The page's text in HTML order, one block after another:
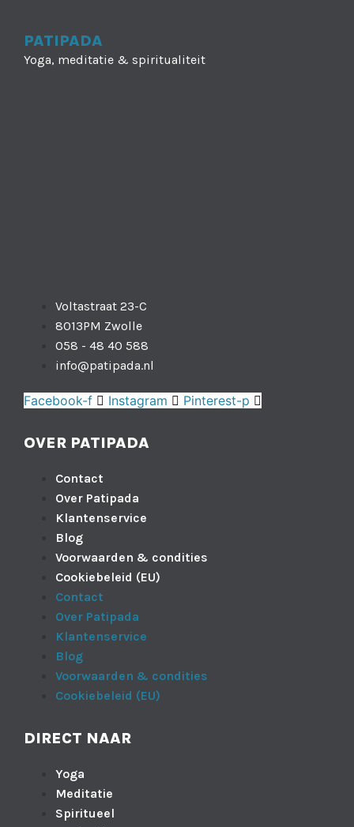
PATIPADA
Yoga, meditatie & spiritualiteit
Voltastraat 23-C
8013PM Zwolle
058 - 48 40 588
info@patipada.nl
Facebook-f Instagram Pinterest-p
OVER PATIPADA
Contact
Over Patipada
Klantenservice
Blog
Voorwaarden & condities
Cookiebeleid (EU)
Contact
Over Patipada
Klantenservice
Blog
Voorwaarden & condities
Cookiebeleid (EU)
DIRECT NAAR
Yoga
Meditatie
Spiritueel